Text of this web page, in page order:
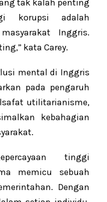
tak kalah penting
korupsi adalah
Inggris.
kata Carey.
mental di Inggris
pada pengaruh
utilitarianisme,
kebahagian
tinggi
memicu sebuah
Dengan